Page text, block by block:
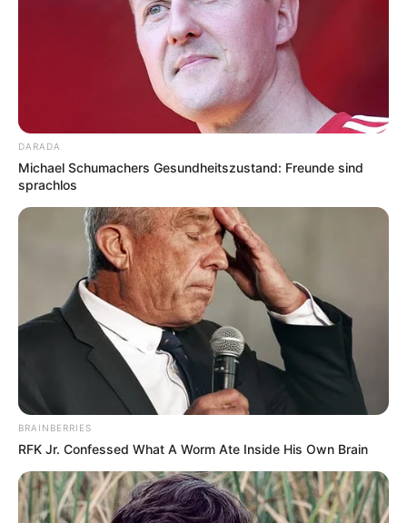
Gemüsepuffer Rezept schnell gemacht –
dein neues Lieblingsgericht
ist also die
perfekte Lösung für stressige Tage, wenn du
trotzdem etwas Frisches und Nahrhaftes
genießen möchtest.
Grundrezept für
Gemüsepuffer
Zutaten (für ca. 4
Portionen)
2 mittelgroße Zucchini
2 Karotten
3 mittelgroße Kartoffeln
DARADA
Michael Schumachers Gesundheitszustand: Freunde sind
sprachlos
BRAINBERRIES
RFK Jr. Confessed What A Worm Ate Inside His Own Brain